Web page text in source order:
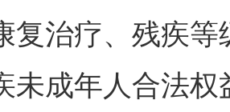
复治疗、残疾
未成年人合法权